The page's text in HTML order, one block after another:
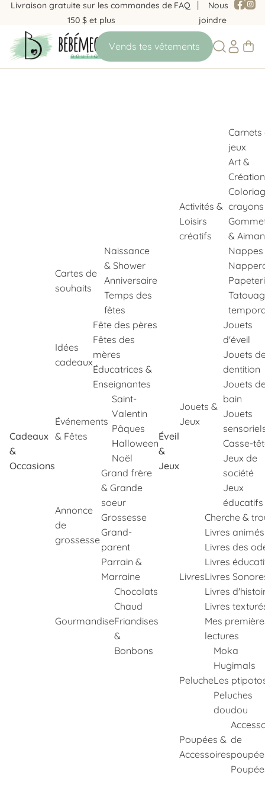
Livraison gratuite sur les commandes de
150 $ et plus
FAQ
Nous
joindre
Cadeaux
&
Occasions
Cartes de
souhaits
Naissance
& Shower
Anniversaire
Temps des
fêtes
Idées
cadeaux
Fête des pères
Fêtes des
mères
Éducatrices &
Enseignantes
Événements
& Fêtes
Saint-
Valentin
Pâques
Halloween
Noël
Annonce
de
grossesse
Grand frère
& Grande
soeur
Grossesse
Grand-
parent
Parrain &
Marraine
Gourmandise
Chocolats
Chaud
Friandises
&
Bonbons
Éveil
&
Jeux
Activités &
Loisirs
créatifs
Carnets
jeux
Art &
Création
crayons
&
Nappes
Jouets &
Jeux
Jouets
d'éveil
Jouets
dentition
Jouets
bain
Jouets
Casse-
Jeux de
société
Jeux
éducatifs
Livres
Cherche &
Livres animés
Livres des
Livres
Livres
Livres
Livres
Mes
lectures
Peluche
Moka
Hugimals
Les
Peluches
doudou
Poupées &
Accessoires
de